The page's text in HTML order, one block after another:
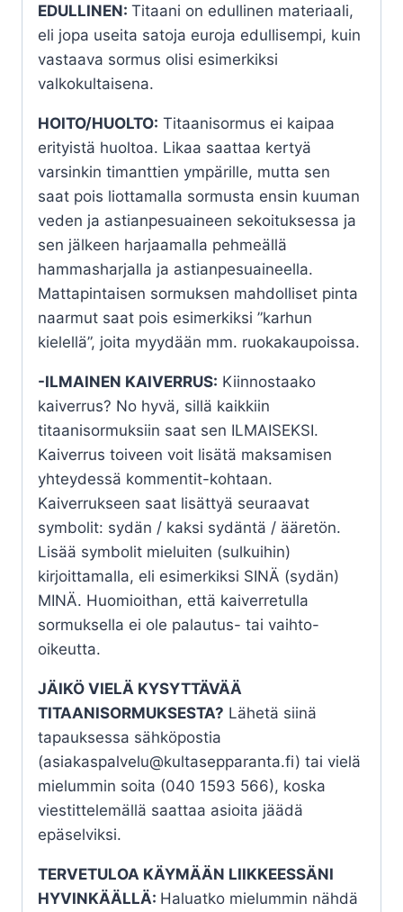
EDULLINEN: Titaani on edullinen materiaali,
eli jopa useita satoja euroja edullisempi, kuin
vastaava sormus olisi esimerkiksi
valkokultaisena.
HOITO/HUOLTO: Titaanisormus ei kaipaa
erityistä huoltoa. Likaa saattaa kertyä
varsinkin timanttien ympärille, mutta sen
saat pois liottamalla sormusta ensin kuuman
veden ja astianpesuaineen sekoituksessa ja
sen jälkeen harjaamalla pehmeällä
hammasharjalla ja astianpesuaineella.
Mattapintaisen sormuksen mahdolliset pinta
naarmut saat pois esimerkiksi ”karhun
kielellä”, joita myydään mm. ruokakaupoissa.
-ILMAINEN KAIVERRUS: Kiinnostaako
kaiverrus? No hyvä, sillä kaikkiin
titaanisormuksiin saat sen ILMAISEKSI.
Kaiverrus toiveen voit lisätä maksamisen
yhteydessä kommentit-kohtaan.
Kaiverrukseen saat lisättyä seuraavat
symbolit: sydän / kaksi sydäntä / ääretön.
Lisää symbolit mieluiten (sulkuihin)
kirjoittamalla, eli esimerkiksi SINÄ (sydän)
MINÄ. Huomioithan, että kaiverretulla
sormuksella ei ole palautus- tai vaihto-
oikeutta.
JÄIKÖ VIELÄ KYSYTTÄVÄÄ
TITAANISORMUKSESTA? Lähetä siinä
tapauksessa sähköpostia
(asiakaspalvelu@kultasepparanta.fi) tai vielä
mielummin soita (040 1593 566), koska
viestittelemällä saattaa asioita jäädä
epäselviksi.
TERVETULOA KÄYMÄÄN LIIKKEESSÄNI
HYVINKÄÄLLÄ: Haluatko mielummin nähdä